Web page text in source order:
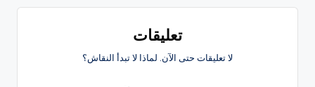
تعليقات
لا تعليقات حتى الآن. لماذا لا تبدأ النقاش؟